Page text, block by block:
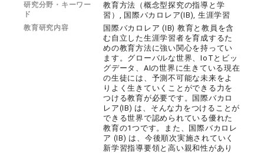
研究分野・キーワー
ド
教育方法（概念型探究の指導と学
習）, 国際バカロレア(IB), 生涯学習
教育研究内容
国際バカロレア (IB) 教育と教員を含
む自立した生涯学習者を育成するた
めの教育方法に強い関心を持ってい
ます。グローバルな世界、IoTとビッ
グデータ、AIの世界に生きている現在
の生徒には、予測不可能な未来をよ
りよく生きていくことができる力を
つける教育が必要です。国際バカロ
レア(IB) は、そんな力をつけることが
できる世界で認められている優れた
教育の1つです。また、国際バカロレ
ア (IB) は、今後順次実施されていく
新学習指導要領と高い親和性があり